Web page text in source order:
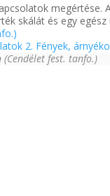
megértése.
skálát és egy
2. Fények,
fest. tanfo.)